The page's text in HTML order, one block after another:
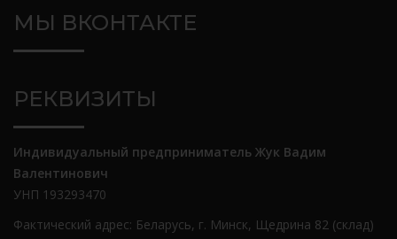
МЫ ВКОНТАКТЕ
РЕКВИЗИТЫ
Индивидуальный предприниматель Жук Вадим
Валентинович
УНП 193293470
Фактический адрес: Беларусь, г. Минск, Щедрина 82 (склад)